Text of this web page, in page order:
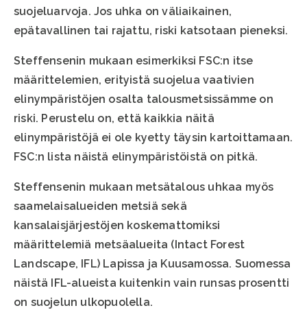
suojeluarvoja. Jos uhka on väliaikainen,
epätavallinen tai rajattu, riski katsotaan pieneksi.
Steffensenin mukaan esimerkiksi FSC:n itse
määrittelemien, erityistä suojelua vaativien
elinympäristöjen osalta talousmetsissämme on
riski. Perustelu on, että kaikkia näitä
elinympäristöjä ei ole kyetty täysin kartoittamaan.
FSC:n lista näistä elinympäristöistä on pitkä.
Steffensenin mukaan metsätalous uhkaa myös
saamelaisalueiden metsiä sekä
kansalaisjärjestöjen koskemattomiksi
määrittelemiä metsäalueita (Intact Forest
Landscape, IFL) Lapissa ja Kuusamossa. Suomessa
näistä IFL-alueista kuitenkin vain runsas prosentti
on suojelun ulkopuolella.